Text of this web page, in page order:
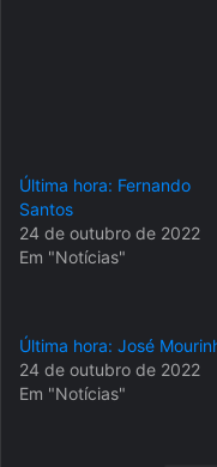
Última hora: Fernando
Santos
24 de outubro de 2022
Em "Notícias"
Última hora: José
24 de outubro de 2022
Em "Notícias"